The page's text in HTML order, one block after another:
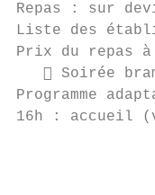
Repas : sur
Liste des
Prix du
 Soirée
Programme
16h : accueil